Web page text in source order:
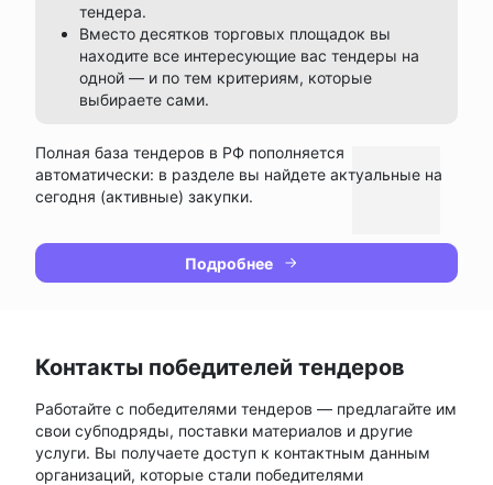
тендера.
Вместо десятков торговых площадок вы
находите все интересующие вас тендеры на
одной — и по тем критериям, которые
выбираете сами.
Полная база тендеров в РФ пополняется
автоматически: в разделе вы найдете актуальные на
сегодня (активные) закупки.
Подробнее
Контакты победителей тендеров
Работайте с победителями тендеров — предлагайте им
свои субподряды, поставки материалов и другие
услуги. Вы получаете доступ к контактным данным
организаций, которые стали победителями